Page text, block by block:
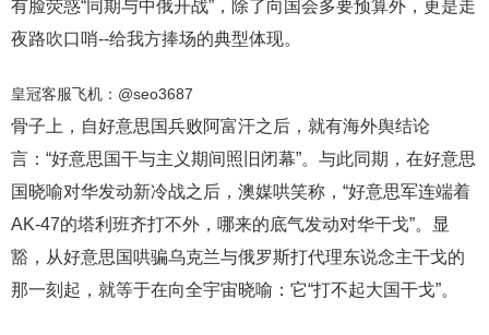
有脸荧惑“同期与中俄开战”，除了向国会多要预算外，更是走
夜路吹口哨--给我方捧场的典型体现。
皇冠客服飞机：@seo3687
骨子上，自好意思国兵败阿富汗之后，就有海外舆结论
言：“好意思国干与主义期间照旧闭幕”。与此同期，在好意思
国晓喻对华发动新冷战之后，澳媒哄笑称，“好意思军连端着
AK-47的塔利班齐打不外，哪来的底气发动对华干戈”。显
豁，从好意思国哄骗乌克兰与俄罗斯打代理东说念主干戈的
那一刻起，就等于在向全宇宙晓喻：它“打不起大国干戈”。